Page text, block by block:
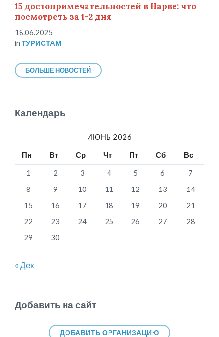
15 достопримечательностей в Нарве: что
посмотреть за 1-2 дня
18.06.2025
in ТУРИСТАМ
БОЛЬШЕ НОВОСТЕЙ
Календарь
ИЮНЬ 2026
Пн Вт Ср Чт Пт Сб Вс
1 2 3 4 5 6
7
8
9 10 11 12 13
14
15
16 17 18 19 20
21
22
23 24 25 26 27
28
29
30
« Дек
Добавить на сайт
ДОБАВИТЬ ОРГАНИЗАЦИЮ